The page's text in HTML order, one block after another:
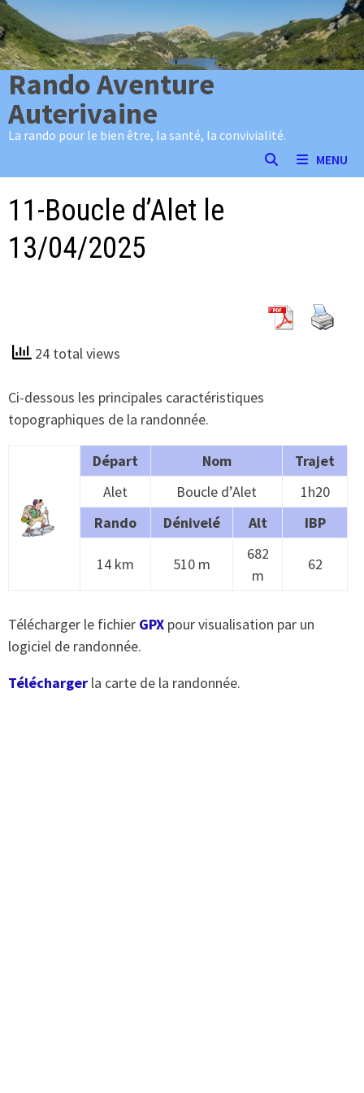
Passer
au
contenu
Rando Aventure
Auterivaine
La rando pour le bien être, la santé, la convivialité.
MENU
11-Boucle d’Alet le
13/04/2025
24 total views
Ci-dessous les principales caractéristiques
topographiques de la randonnée.
Départ Nom
Trajet
Alet
Boucle d’Alet
1h20
Rando
Dénivelé Alt IBP
14 km 510 m
682
m
62
Télécharger le fichier GPX pour visualisation par un
logiciel de randonnée.
Télécharger la carte de la randonnée.